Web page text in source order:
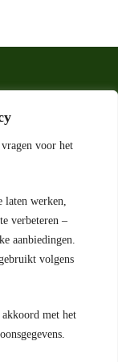
voor het
laten werken,
verbeteren –
aanbiedingen.
volgens
met het